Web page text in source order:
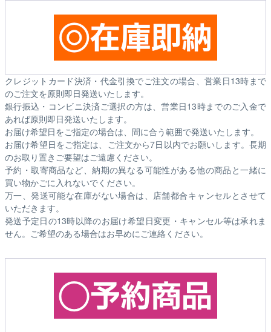
クレジットカード決済・代金引換でご注文の場合、営業日13時まで
のご注文を原則即日発送いたします。
銀行振込・コンビニ決済ご選択の方は、営業日13時までのご入金で
あれば原則即日発送いたします。
お届け希望日をご指定の場合は、間に合う範囲で発送いたします。
お届け希望日をご指定は、ご注文から7日以内でお願いします。長期
のお取り置きご要望はご遠慮ください。
予約・取寄商品など、納期の異なる可能性がある他の商品と一緒に
買い物かごに入れないでください。
万一、発送可能な在庫がない場合は、店舗都合キャンセルとさせて
いただきます。
発送予定日の13時以降のお届け希望日変更・キャンセル等は承れま
せん。ご希望のある場合はお早めにご連絡ください。